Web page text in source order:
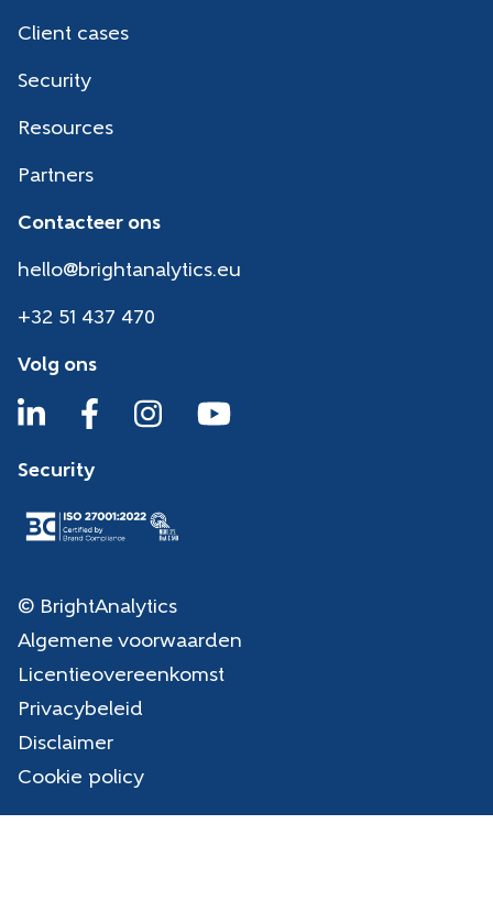
Client cases
Security
Resources
Partners
Contacteer ons
hello@brightanalytics.eu
+32 51 437 470
Volg ons
Security
© BrightAnalytics
Algemene voorwaarden
Licentieovereenkomst
Privacybeleid
Disclaimer
Cookie policy